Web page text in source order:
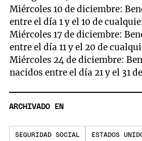
Miércoles 10 de diciembre:
entre el día 1 y el 10 de
Miércoles 17 de diciembre:
entre el día 11 y el 20 de
Miércoles 24 de diciembre:
nacidos entre el día 21 y el 31
ARCHIVADO EN
SEGURIDAD SOCIAL ESTADOS